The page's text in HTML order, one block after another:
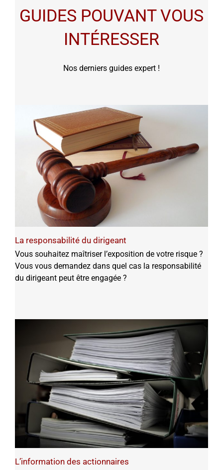
GUIDES POUVANT VOUS
INTÉRESSER
Nos derniers guides expert !
La responsabilité du dirigeant
Vous souhaitez maîtriser l’exposition de votre risque ?
Vous vous demandez dans quel cas la responsabilité
du dirigeant peut être engagée ?
L’information des actionnaires